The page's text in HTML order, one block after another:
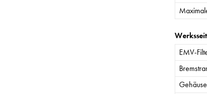
EMV-
Gehäuse